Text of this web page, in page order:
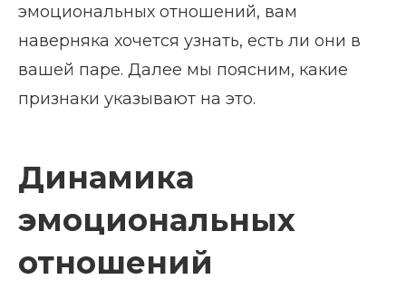
эмоциональных отношений, вам
наверняка хочется узнать, есть ли они в
вашей паре. Далее мы поясним, какие
признаки указывают на это.
Динамика
эмоциональных
отношений